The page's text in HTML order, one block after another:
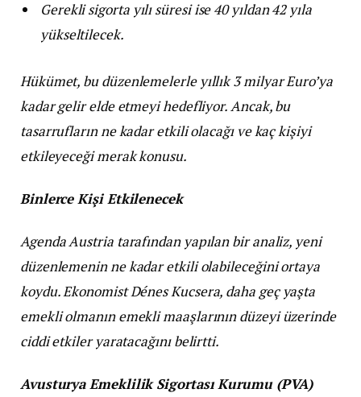
Gerekli sigorta yılı süresi ise 40 yıldan 42 yıla
yükseltilecek.
Hükümet, bu düzenlemelerle yıllık 3 milyar Euro’ya
kadar gelir elde etmeyi hedefliyor. Ancak, bu
tasarrufların ne kadar etkili olacağı ve kaç kişiyi
etkileyeceği merak konusu.
Binlerce Kişi Etkilenecek
Agenda Austria tarafından yapılan bir analiz, yeni
düzenlemenin ne kadar etkili olabileceğini ortaya
koydu. Ekonomist Dénes Kucsera, daha geç yaşta
emekli olmanın emekli maaşlarının düzeyi üzerinde
ciddi etkiler yaratacağını belirtti.
Avusturya Emeklilik Sigortası Kurumu (PVA)